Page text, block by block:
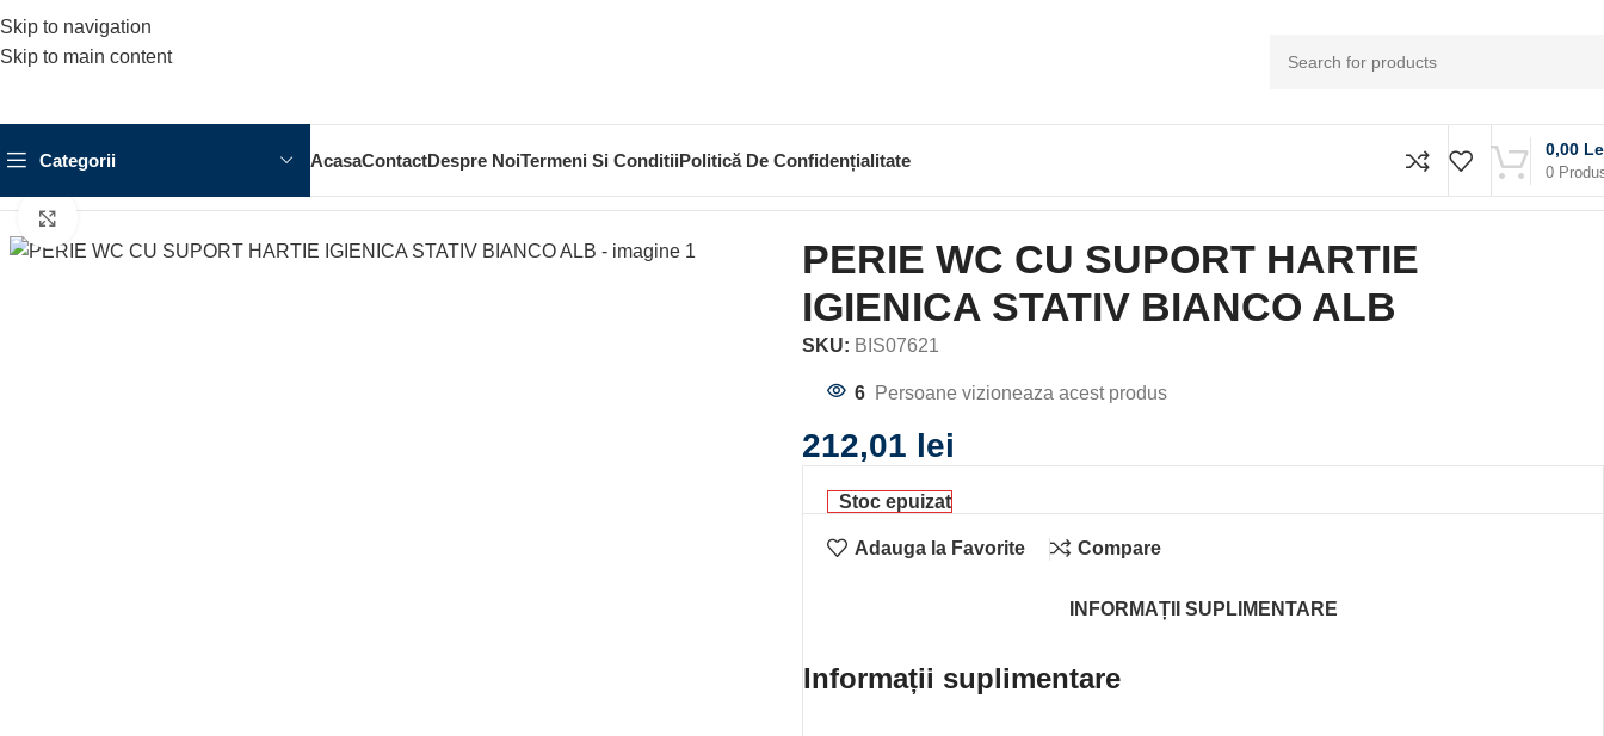
Skip to navigation
Skip to main content
Categorii AcasaContactDespre NoiTermeni Si ConditiiPolitică De Confidențialitate
0
0,00
Click to enlarge
PERIE WC CU SUPORT HARTIE
IGIENICA STATIV BIANCO ALB
SKU: BIS07621
6 Persoane vizioneaza acest produs
212,01 lei
Stoc epuizat
Adauga la Favorite Compare
INFORMAȚII SUPLIMENTARE
Informații suplimentare